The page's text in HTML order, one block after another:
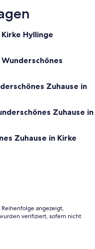
Hyllinge
Zuhause in
Zuhause in
Zuhause in Kirke
angezeigt,
verifiziert, sofern nicht